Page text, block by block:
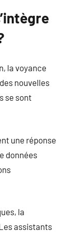
la voyance
nouvelles
se sont
une réponse
données
la
assistants